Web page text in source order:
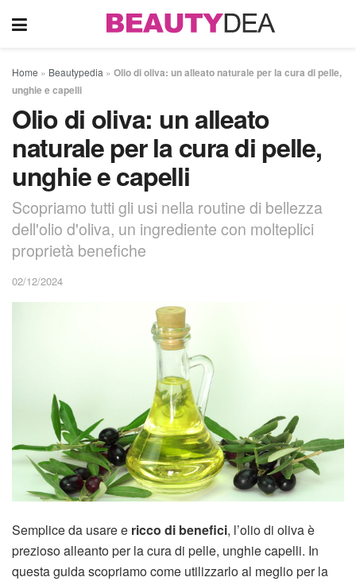
Home » Beautypedia » Olio di oliva: un alleato naturale per la cura di pelle,
unghie e capelli
Olio di oliva: un alleato
naturale per la cura di pelle,
unghie e capelli
Scopriamo tutti gli usi nella routine di bellezza
dell'olio d'oliva, un ingrediente con molteplici
proprietà benefiche
02/12/2024
Semplice da usare e ricco di benefici, l’olio di oliva è
prezioso alleanto per la cura di pelle, unghie capelli. In
questa guida scopriamo come utilizzarlo al meglio per la